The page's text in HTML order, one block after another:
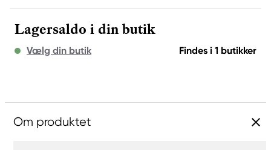
Lagersaldo i din butik
Vælg din butik Findes i 1 butikker
Om produktet